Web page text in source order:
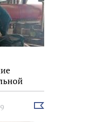
Выбрать